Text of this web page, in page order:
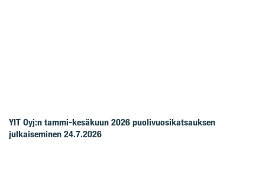
YIT Oyj:n tammi-kesäkuun 2026 puolivuosikatsauksen
julkaiseminen 24.7.2026